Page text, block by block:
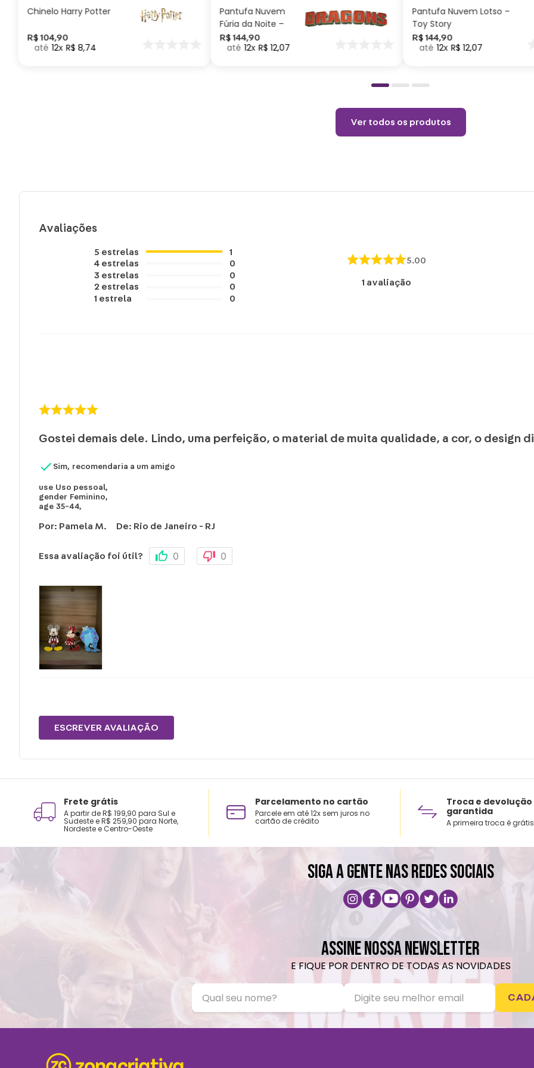
Chinelo Harry Potter
R$ 104,90
12 R$ 8,74
Pantufa Nuvem
Fúria da Noite –
Como Treinar
seu Dragão
R$ 144,90
12 R$ 12,07
Pantufa Nuvem Lotso –
Toy Story
R$ 144,90
12 R$ 12,07
Ver todos os produtos
Avaliações
5 estrelas
4 estrelas
3 estrelas
2 estrelas
1 estrela
1
0
0
0
0
5.00
1 avaliação
Gostei demais dele. Lindo, uma perfeição, o material de muita qualidade, a cor, o design
Sim, recomendaria a um amigo
use Uso pessoal,
gender Feminino,
age 35-44,
Por: Pamela M. De: Rio de Janeiro - RJ
Essa avaliação foi útil? 0 0
ESCREVER AVALIAÇÃO
Frete grátis
A partir de R$ 199,90 para Sul e
Sudeste e R$ 259,90 para Norte,
Nordeste e Centro-Oeste
Parcelamento no cartão
Parcele em até 12x sem juros no
cartão de crédito
Troca e devolução
garantida
A primeira troca é grátis
SIGA A GENTE NAS REDES SOCIAIS
ASSINE NOSSA NEWSLETTER
E FIQUE POR DENTRO DE TODAS AS NOVIDADES